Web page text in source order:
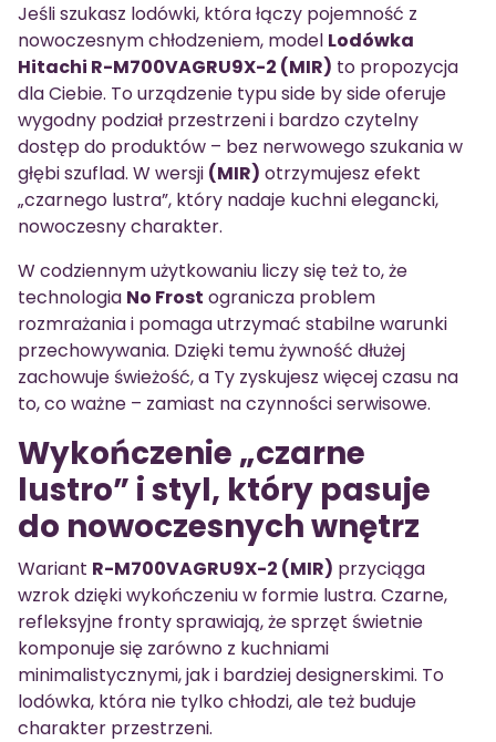
Jeśli szukasz lodówki, która łączy pojemność z
nowoczesnym chłodzeniem, model Lodówka
Hitachi R-M700VAGRU9X-2 (MIR) to propozycja
dla Ciebie. To urządzenie typu side by side oferuje
wygodny podział przestrzeni i bardzo czytelny
dostęp do produktów – bez nerwowego szukania w
głębi szuflad. W wersji (MIR) otrzymujesz efekt
„czarnego lustra”, który nadaje kuchni elegancki,
nowoczesny charakter.
W codziennym użytkowaniu liczy się też to, że
technologia No Frost ogranicza problem
rozmrażania i pomaga utrzymać stabilne warunki
przechowywania. Dzięki temu żywność dłużej
zachowuje świeżość, a Ty zyskujesz więcej czasu na
to, co ważne – zamiast na czynności serwisowe.
Wykończenie „czarne
lustro” i styl, który pasuje
do nowoczesnych wnętrz
Wariant R-M700VAGRU9X-2 (MIR) przyciąga
wzrok dzięki wykończeniu w formie lustra. Czarne,
refleksyjne fronty sprawiają, że sprzęt świetnie
komponuje się zarówno z kuchniami
minimalistycznymi, jak i bardziej designerskimi. To
lodówka, która nie tylko chłodzi, ale też buduje
charakter przestrzeni.